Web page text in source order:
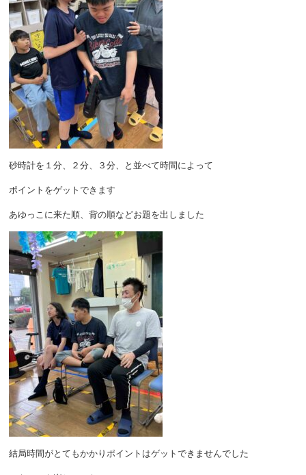
砂時計を１分、２分、３分、と並べて時間によって
ポイントをゲットできます
あゆっこに来た順、背の順などお題を出しました
結局時間がとてもかかりポイントはゲットできませんでした